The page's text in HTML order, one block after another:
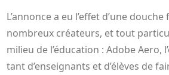
L’annonce a eu l’effet d’une
nombreux créateurs, et tout
milieu de l’éducation : Adobe Aero,
tant d’enseignants et d’élèves de